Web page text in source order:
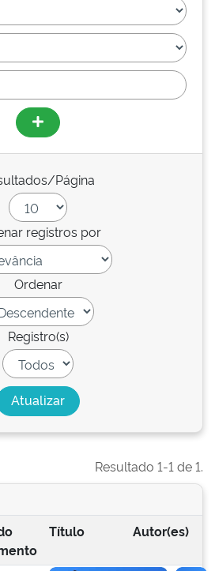
Página
registros por
Ordenar
Registro(s)
Resultado 1-1 de 1.
Título Autor(es)